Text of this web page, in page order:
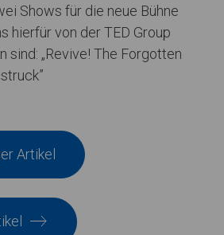
Shows für die neue Bühne
hierfür von der TED Group
sind: „Revive! The Forgotten
Artikel